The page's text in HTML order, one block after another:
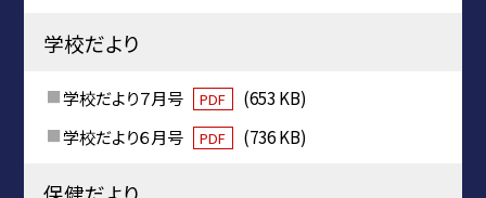
学校だより
学校だより７月号 PDF
(653 KB)
学校だより６月号
PDF (736 KB)